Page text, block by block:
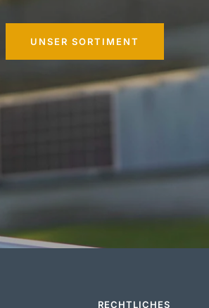
UNSER SORTIMENT
RECHTLICHES